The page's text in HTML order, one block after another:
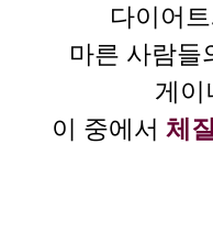
다이어
마른 사람들
게이
이 중에서 체